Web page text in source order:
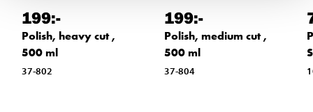
199:-
Polish, heavy cut ,
500 ml
37-802
199:-
Polish, medium cut ,
500 ml
37-804